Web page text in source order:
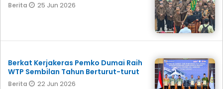
Berita 25 Jun 2026
Berkat Kerjakeras Pemko Dumai Raih
WTP Sembilan Tahun Berturut-turut
Berita 22 Jun 2026